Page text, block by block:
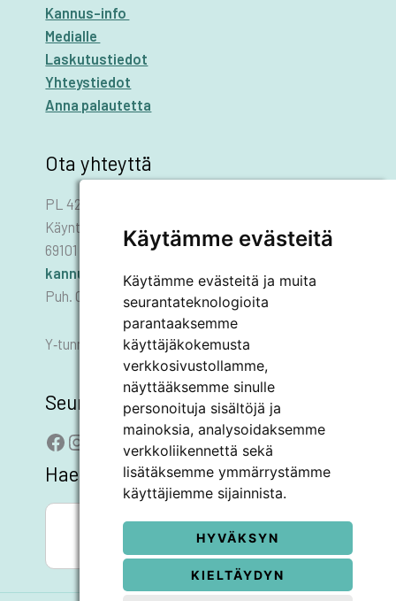
Käytämme evästeitä
Käytämme evästeitä ja muita
seurantateknologioita
parantaaksemme
käyttäjäkokemusta
verkkosivustollamme,
näyttääksemme sinulle
personoituja sisältöjä ja
mainoksia, analysoidaksemme
verkkoliikennettä sekä
lisätäksemme ymmärrystämme
käyttäjiemme sijainnista.
HYVÄKSYN
KIELTÄYDYN
Kannus-info
Medialle
Laskutustiedot
Yhteystiedot
Anna palautetta
Ota yhteyttä
PL 42
Käyntiosoite: Asematie 1
69101 KANNUS
kannus.kaupunki@kannus.ﬁ
Puh. 06 8745 111
Y‑tunnus 0178455–6
Seuraa meitä
Facebook
Instagram
LinkedIn
YouTube
Hae sivustolta
Search